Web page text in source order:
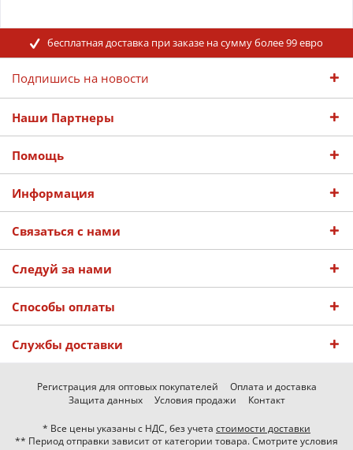
бесплатная доставка при заказе на сумму более 99 евро
Подпишись на новости
Наши Партнеры
Помощь
Информация
Связаться с нами
Следуй за нами
Способы оплаты
Службы доставки
Регистрация для оптовых покупателей
Оплата и доставка
Защита данных
Условия продажи Контакт
* Все цены указаны с НДС, без учета стоимости доставки
** Период отправки зависит от категории товара. Смотрите условия